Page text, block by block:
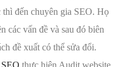
đến chuyên gia SEO. Họ
các vấn đề và sau đó biên
đề xuất có thể sửa đổi.
thực hiện Audit website